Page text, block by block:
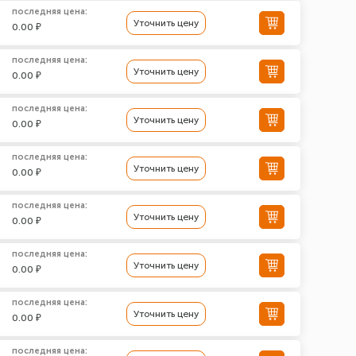
последняя цена:
0.00 ₽ Уточнить цену
последняя цена:
0.00 ₽ Уточнить цену
последняя цена:
0.00 ₽ Уточнить цену
последняя цена:
0.00 ₽ Уточнить цену
последняя цена:
0.00 ₽ Уточнить цену
последняя цена:
0.00 ₽ Уточнить цену
последняя цена:
0.00 ₽ Уточнить цену
последняя цена: